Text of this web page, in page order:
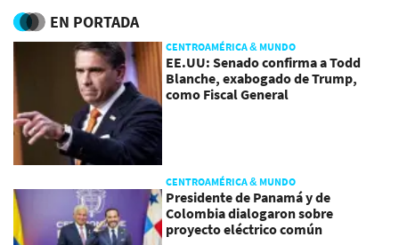
EN PORTADA
CENTROAMÉRICA & MUNDO
EE.UU: Senado confirma a Todd
Blanche, exabogado de Trump,
como Fiscal General
CENTROAMÉRICA & MUNDO
Presidente de Panamá y de
Colombia dialogaron sobre
proyecto eléctrico común